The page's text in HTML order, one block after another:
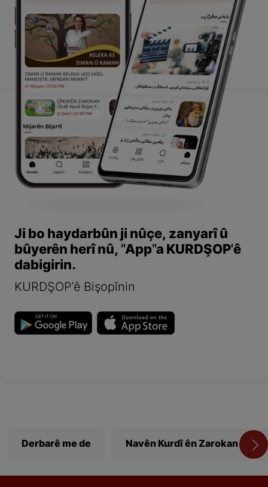
Ji bo haydarbûn ji nûçe, zanyarî û
bûyerên herî nû, "App"a KURDŞOP'ê
dabigirin.
KURDŞOP'ê Bişopînin
Derbarê me de Navên Kurdî ên Zarokan